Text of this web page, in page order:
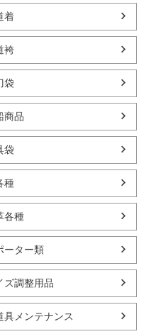
着
袴
袋
商品
袋
種
各種
ーター類
ズ調整用品
具メンテナンス